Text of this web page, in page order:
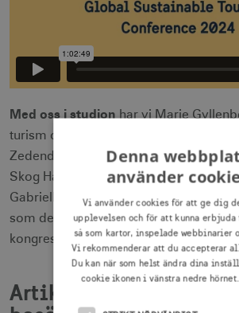
Med oss i studion har vi Marie
turism och besöksnäring Tillväxtverket,
Zedendahl VD Kungliga Djurgårdens
Skog Hållbarhetsansvarig Svenska
Gabriella Granditsky Hållbarhetschef
som delar sina höjdpunkter och
kongressen.
Artikelserie om
Denna
använder
Vi använder cookies för att ge dig
upplevelsen och för att kunna erbjuda
så som kartor, inspelade webbinarier
Vi rekommenderar att du accepterar
Du kan när som helst ändra dina
cookie ikonen i vänstra nedre hörnet.